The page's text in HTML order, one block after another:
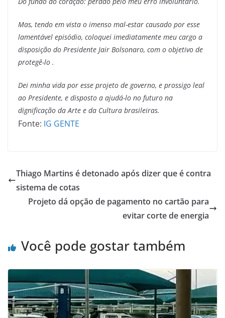
Mas, tendo em vista o imenso mal-estar causado por esse
lamentável episódio, coloquei imediatamente meu cargo a
disposição do Presidente Jair Bolsonaro, com o objetivo de
protegê-lo .
Dei minha vida por esse projeto de governo, e prossigo leal
ao Presidente, e disposto a ajudá-lo no futuro na
dignificação da Arte e da Cultura brasileiras.
Fonte: IG GENTE
Thiago Martins é detonado após dizer que é contra
sistema de cotas
Projeto dá opção de pagamento no cartão para
evitar corte de energia
Você pode gostar também